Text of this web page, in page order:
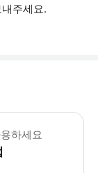
주세요.
분 (옵션에 따라 소요
하세요